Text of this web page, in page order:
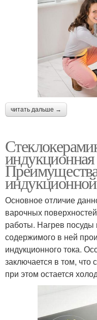
читать дальше →
Основное отличие
варочных
работы. Нагрев посуды
содержимого в ней
индукционного тока.
заключается в том, что
при этом остается